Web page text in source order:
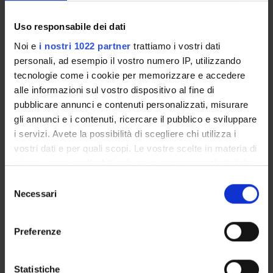
Uso responsabile dei dati
Noi e i nostri 1022 partner trattiamo i vostri dati
personali, ad esempio il vostro numero IP, utilizzando
tecnologie come i cookie per memorizzare e accedere
alle informazioni sul vostro dispositivo al fine di
pubblicare annunci e contenuti personalizzati, misurare
gli annunci e i contenuti, ricercare il pubblico e sviluppare
i servizi. Avete la possibilità di scegliere chi utilizza i
vostri dati e per quali scopi. Le vostre scelte in materia di
privacy sono applicabili solo su questa proprietà digitale
modificare o revocare il proprio consenso in qualsiasi
momento dalla Dichiarazione sui cookie o facendo clic
raccogliere informazioni sulla tua posizione
delNecessari
Preferenze
Statistiche
Centro ricerche di Gnoseologia e Metafisica
GEN. I. E. (Generi, Intersezionalità, Educazione)
RE-WOrk (REsearching for REmaking Work and
Organizing)
CREAa Centro di ricerche Etnografiche e di
Antropologia applicata "F. Cappelletto"
CRED - Centro di ricerca educativa e didattica
CRSP - Centro di Ricerca Psico-Sociale nei servizi
alla persona
CSI - Centro Studi Interculturali
e Teorie della Sessualità PO